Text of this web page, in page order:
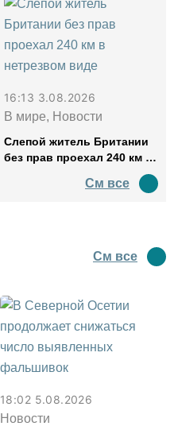
16:13 3.08.2026
В мире, Новости
Слепой житель Британии
без прав проехал 240 км в
См все
См все
18:02 5.08.2026
Новости